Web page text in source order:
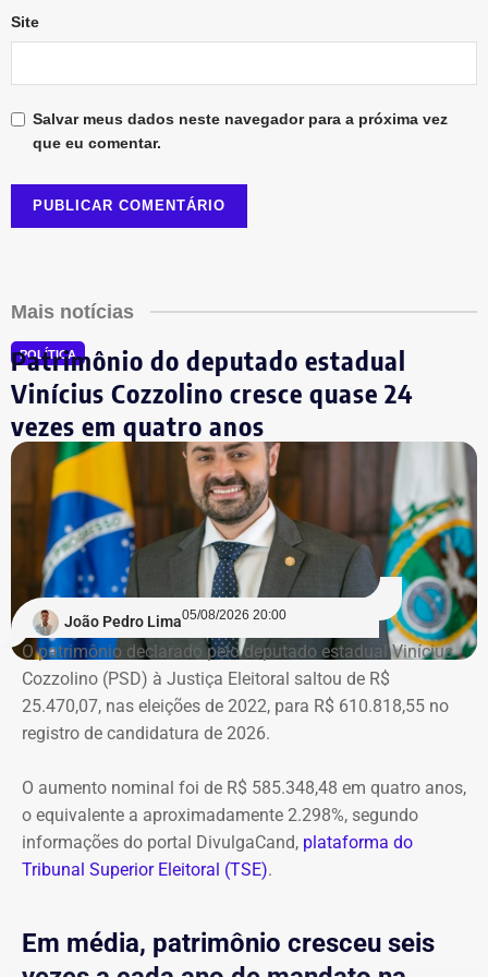
Site
Salvar meus dados neste navegador para a próxima vez
que eu comentar.
Mais notícias
POLÍTICA
Patrimônio do deputado estadual
Vinícius Cozzolino cresce quase 24
vezes em quatro anos
João Pedro Lima05/08/2026 20:00
O patrimônio declarado pelo deputado estadual Vinícius
Cozzolino (PSD) à Justiça Eleitoral saltou de R$
25.470,07, nas eleições de 2022, para R$ 610.818,55 no
registro de candidatura de 2026.
O aumento nominal foi de R$ 585.348,48 em quatro anos,
o equivalente a aproximadamente 2.298%, segundo
informações do portal DivulgaCand, plataforma do
Tribunal Superior Eleitoral (TSE).
Em média, patrimônio cresceu seis